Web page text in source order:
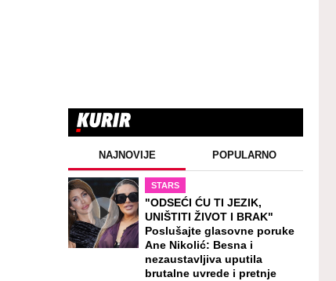
NAJNOVIJE POPULARNO
STARS
"ODSEĆI ĆU TI JEZIK,
UNIŠTITI ŽIVOT I BRAK"
Poslušajte glasovne poruke
Ane Nikolić: Besna i
nezaustavljiva uputila
brutalne uvrede i pretnje